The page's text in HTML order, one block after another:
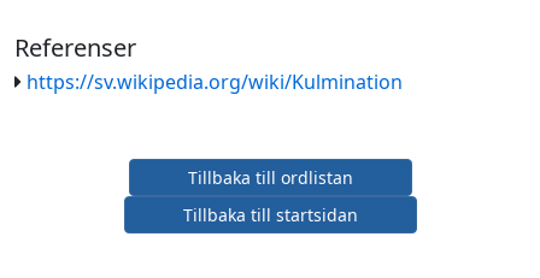
Referenser
https://sv.wikipedia.org/wiki/Kulmination
Tillbaka till ordlistan
Tillbaka till startsidan